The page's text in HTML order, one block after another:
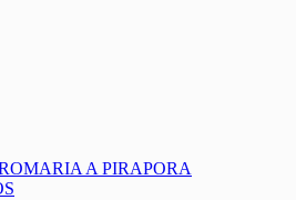
A PIRAPORA